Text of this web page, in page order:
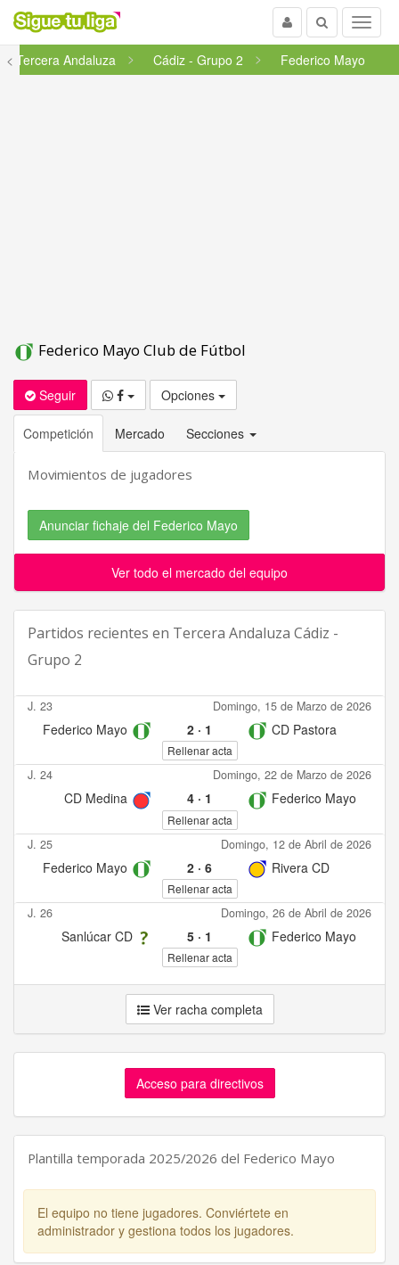
Menu
Buscar
Usuario
< Tercera Andaluza Cádiz - Grupo 2 Federico Mayo
Federico Mayo Club de Fútbol
Seguir Opciones
Competición Mercado Secciones
Movimientos de jugadores
Anunciar fichaje del Federico Mayo
Ver todo el mercado del equipo
Partidos recientes en Tercera Andaluza Cádiz -
Grupo 2
J. 23 Domingo, 15 de Marzo de 2026
Federico Mayo 2· 1 CD Pastora
Rellenar acta
J. 24 Domingo, 22 de Marzo de 2026
CD Medina 4· 1 Federico Mayo
Rellenar acta
J. 25 Domingo, 12 de Abril de 2026
Federico Mayo 2· 6 Rivera CD
Rellenar acta
J. 26 Domingo, 26 de Abril de 2026
Sanlúcar CD 5· 1 Federico Mayo
Rellenar acta
Ver racha completa
Acceso para directivos
Plantilla temporada 2025/2026 del Federico Mayo
El equipo no tiene jugadores. Conviértete en
administrador y gestiona todos los jugadores.